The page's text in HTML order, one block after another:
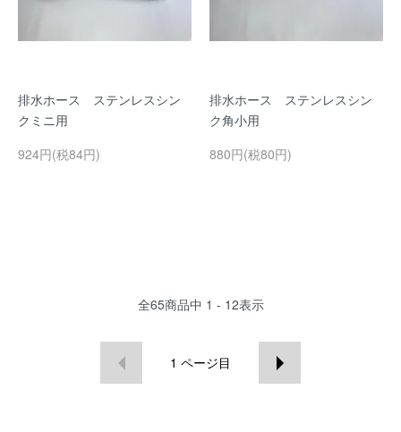
排水ホース ステンレスシン
クミニ用
924円(税84円)
排水ホース ステンレスシン
ク角小用
880円(税80円)
全65商品中 1 - 12表示
1 ページ目